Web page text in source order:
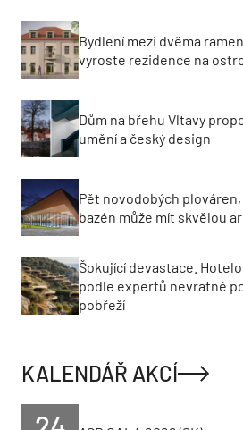
Bydlení mezi dvěma
vyroste rezidence na
Dům na břehu Vltavy
umění a český design
Pět novodobých
bazén může mít skvělou
Šokující devastace.
podle expertů nevratně
pobřeží
KALENDÁŘ AKCÍ